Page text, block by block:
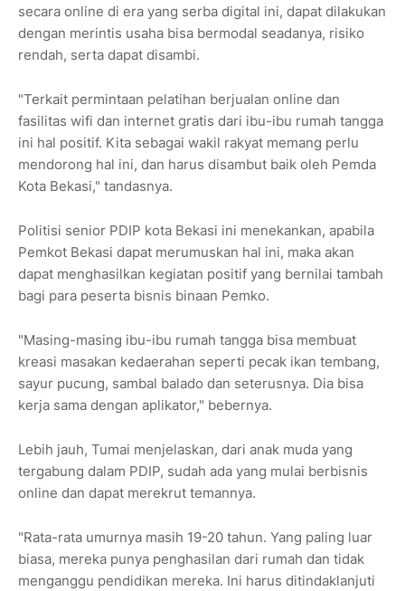
secara online di era yang serba digital ini, dapat dilakukan
dengan merintis usaha bisa bermodal seadanya, risiko
rendah, serta dapat disambi.
"Terkait permintaan pelatihan berjualan online dan
fasilitas wifi dan internet gratis dari ibu-ibu rumah tangga
ini hal positif. Kita sebagai wakil rakyat memang perlu
mendorong hal ini, dan harus disambut baik oleh Pemda
Kota Bekasi," tandasnya.
Politisi senior PDIP kota Bekasi ini menekankan, apabila
Pemkot Bekasi dapat merumuskan hal ini, maka akan
dapat menghasilkan kegiatan positif yang bernilai tambah
bagi para peserta bisnis binaan Pemko.
"Masing-masing ibu-ibu rumah tangga bisa membuat
kreasi masakan kedaerahan seperti pecak ikan tembang,
sayur pucung, sambal balado dan seterusnya. Dia bisa
kerja sama dengan aplikator," bebernya.
Lebih jauh, Tumai menjelaskan, dari anak muda yang
tergabung dalam PDIP, sudah ada yang mulai berbisnis
online dan dapat merekrut temannya.
"Rata-rata umurnya masih 19-20 tahun. Yang paling luar
biasa, mereka punya penghasilan dari rumah dan tidak
menganggu pendidikan mereka. Ini harus ditindaklanjuti